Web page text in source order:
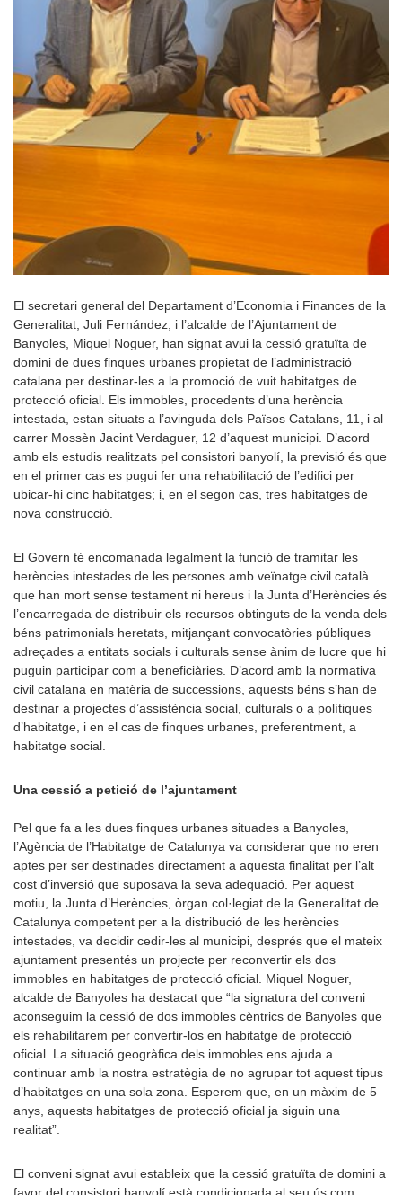
El secretari general del Departament d’Economia i Finances de la
Generalitat, Juli Fernández, i l’alcalde de l’Ajuntament de
Banyoles, Miquel Noguer, han signat avui la cessió gratuïta de
domini de dues finques urbanes propietat de l’administració
catalana per destinar-les a la promoció de vuit habitatges de
protecció oficial. Els immobles, procedents d’una herència
intestada, estan situats a l’avinguda dels Països Catalans, 11, i al
carrer Mossèn Jacint Verdaguer, 12 d’aquest municipi. D’acord
amb els estudis realitzats pel consistori banyolí, la previsió és que
en el primer cas es pugui fer una rehabilitació de l’edifici per
ubicar-hi cinc habitatges; i, en el segon cas, tres habitatges de
nova construcció.
El Govern té encomanada legalment la funció de tramitar les
herències intestades de les persones amb veïnatge civil català
que han mort sense testament ni hereus i la Junta d’Herències és
l’encarregada de distribuir els recursos obtinguts de la venda dels
béns patrimonials heretats, mitjançant convocatòries públiques
adreçades a entitats socials i culturals sense ànim de lucre que hi
puguin participar com a beneficiàries. D’acord amb la normativa
civil catalana en matèria de successions, aquests béns s’han de
destinar a projectes d’assistència social, culturals o a polítiques
d’habitatge, i en el cas de finques urbanes, preferentment, a
habitatge social.
Una cessió a petició de l’ajuntament
Pel que fa a les dues finques urbanes situades a Banyoles,
l’Agència de l’Habitatge de Catalunya va considerar que no eren
aptes per ser destinades directament a aquesta finalitat per l’alt
cost d’inversió que suposava la seva adequació. Per aquest
motiu, la Junta d’Herències, òrgan col·legiat de la Generalitat de
Catalunya competent per a la distribució de les herències
intestades, va decidir cedir-les al municipi, després que el mateix
ajuntament presentés un projecte per reconvertir els dos
immobles en habitatges de protecció oficial. Miquel Noguer,
alcalde de Banyoles ha destacat que “la signatura del conveni
aconseguim la cessió de dos immobles cèntrics de Banyoles que
els rehabilitarem per convertir-los en habitatge de protecció
oficial. La situació geogràfica dels immobles ens ajuda a
continuar amb la nostra estratègia de no agrupar tot aquest tipus
d’habitatges en una sola zona. Esperem que, en un màxim de 5
anys, aquests habitatges de protecció oficial ja siguin una
realitat”.
El conveni signat avui estableix que la cessió gratuïta de domini a